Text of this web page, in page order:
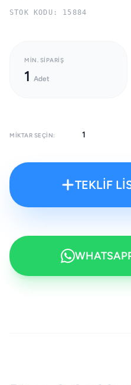
STOK KODU: 15884
MIN. SIPARIŞ
1 Adet
MIKTAR SEÇIN:
TEKLİF